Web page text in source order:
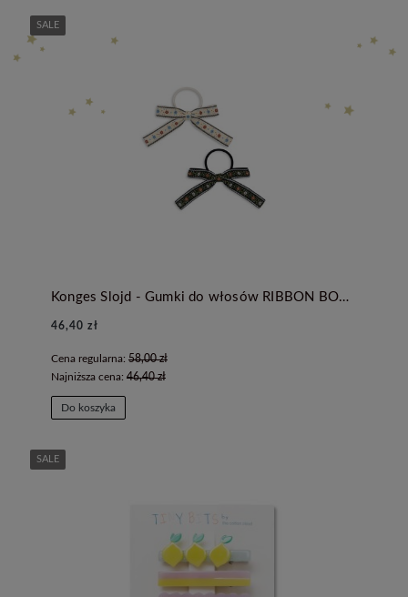
Konges Slojd - Gumki do włosów RIBBON BOW - BEIGE/BLACK
46,40 zł
Cena regularna: 58,00 zł
Najniższa cena: 46,40 zł
Do koszyka
SALE
SALE